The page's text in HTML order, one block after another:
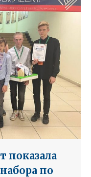
показала
по